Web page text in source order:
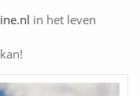
in het leven